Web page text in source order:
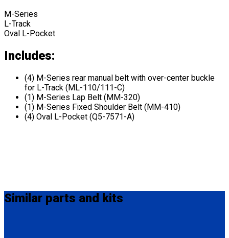
M-Series
L-Track
Oval L-Pocket
Includes:
(4) M-Series rear manual belt with over-center buckle
for L-Track (ML-110/111-C)
(1) M-Series Lap Belt (MM-320)
(1) M-Series Fixed Shoulder Belt (MM-410)
(4) Oval L-Pocket (Q5-7571-A)
Similar parts and kits